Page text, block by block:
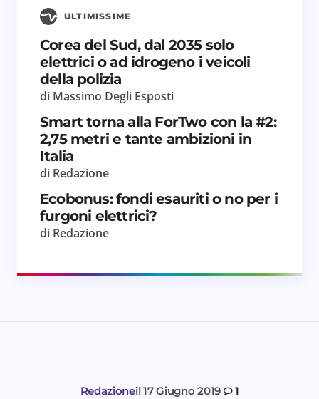
per il prossimo commento.
Invia commento
ULTIMISSIME
Corea del Sud, dal 2035 solo
elettrici o ad idrogeno i veicoli
della polizia
di Massimo Degli Esposti
Smart torna alla ForTwo con la #2:
2,75 metri e tante ambizioni in
Italia
di Redazione
Ecobonus: fondi esauriti o no per i
furgoni elettrici?
di Redazione
Redazioneil 17 Giugno 2019 1